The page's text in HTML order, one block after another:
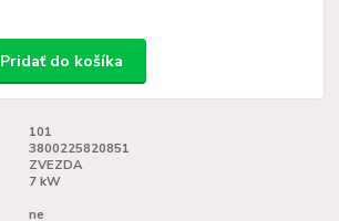
Pridať do košíka
101
3800225820851
ZVEZDA
7 kW
ne